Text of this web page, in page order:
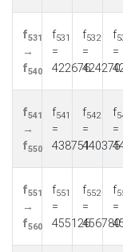
f531
→
f540
f531
=
422676
f532
=
424270
f
=
f541
→
f550
f541
=
438751
f542
=
440375
f
=
f551
→
f560
f551
=
455126
f552
=
456780
f
=